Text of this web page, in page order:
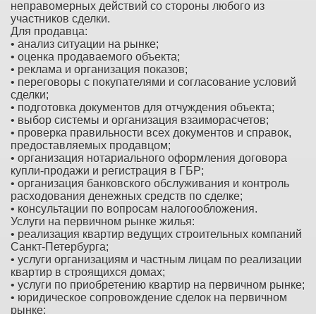
неправомерных действий со стороны любого из
участников сделки.
Для продавца:
• анализ ситуации на рынке;
• оценка продаваемого объекта;
• реклама и организация показов;
• переговоры с покупателями и согласование условий
сделки;
• подготовка документов для отчуждения объекта;
• выбор системы и организация взаиморасчетов;
• проверка правильности всех документов и справок,
предоставляемых продавцом;
• организация нотариального оформления договора
купли-продажи и регистрация в ГБР;
• организация банковского обслуживания и контроль
расходования денежных средств по сделке;
• консультации по вопросам налогообложения.
Услуги на первичном рынке жилья:
• реализация квартир ведущих строительных компаний
Санкт-Петербурга;
• услуги организациям и частным лицам по реализации
квартир в строящихся домах;
• услуги по приобретению квартир на первичном рынке;
• юридическое сопровождение сделок на первичном
рынке;